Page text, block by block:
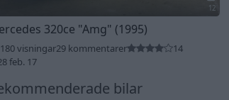
12
320ce "Amg" (1995)
visningar29 kommentarer
14
feb. 17
bilar